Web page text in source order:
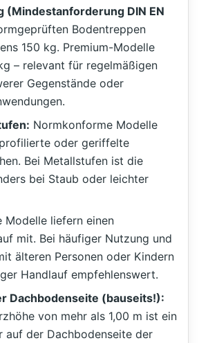
(Mindestanforderung DIN EN
Bodentreppen
150 kg. Premium-Modelle
– relevant für regelmäßigen
Gegenstände oder
Normkonforme Modelle
oder geriffelte
Bei Metallstufen ist die
bei Staub oder leichter
Modelle liefern einen
mit. Bei häufiger Nutzung und
älteren Personen oder Kindern
Handlauf empfehlenswert.
Dachbodenseite (bauseits!):
von mehr als 1,00 m ist ein
auf der Dachbodenseite der